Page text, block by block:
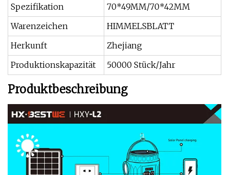
Spezifikation
70*49MM/70*42MM
Warenzeichen
HIMMELSBLATT
Herkunft
Zhejiang
Produktionskapazität
50000 Stück/Jahr
Produktbeschreibung